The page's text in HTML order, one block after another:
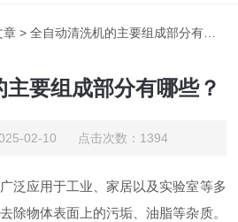
章 > 全自动清洗机的主要组成部分有哪些？
要组成部分有哪些？
02-10 点击次数：1394
应用于工业、家居以及实验室等多
除物体表面上的污垢、油脂等杂质。